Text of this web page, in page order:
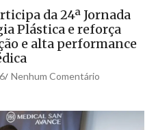
da 24ª Jornada
Plástica e reforça
e alta performance
/ Nenhum Comentário